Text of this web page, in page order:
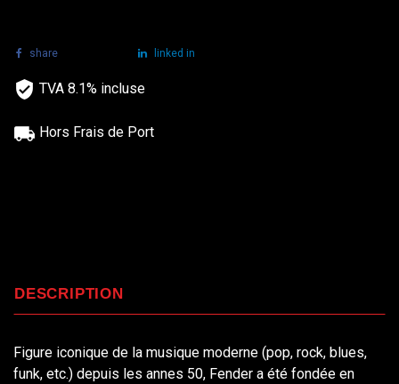
share linked in
TVA 8.1% incluse
Hors Frais de Port
DESCRIPTION
Figure iconique de la musique moderne (pop, rock, blues,
funk, etc.) depuis les annes 50, Fender a été fondée en